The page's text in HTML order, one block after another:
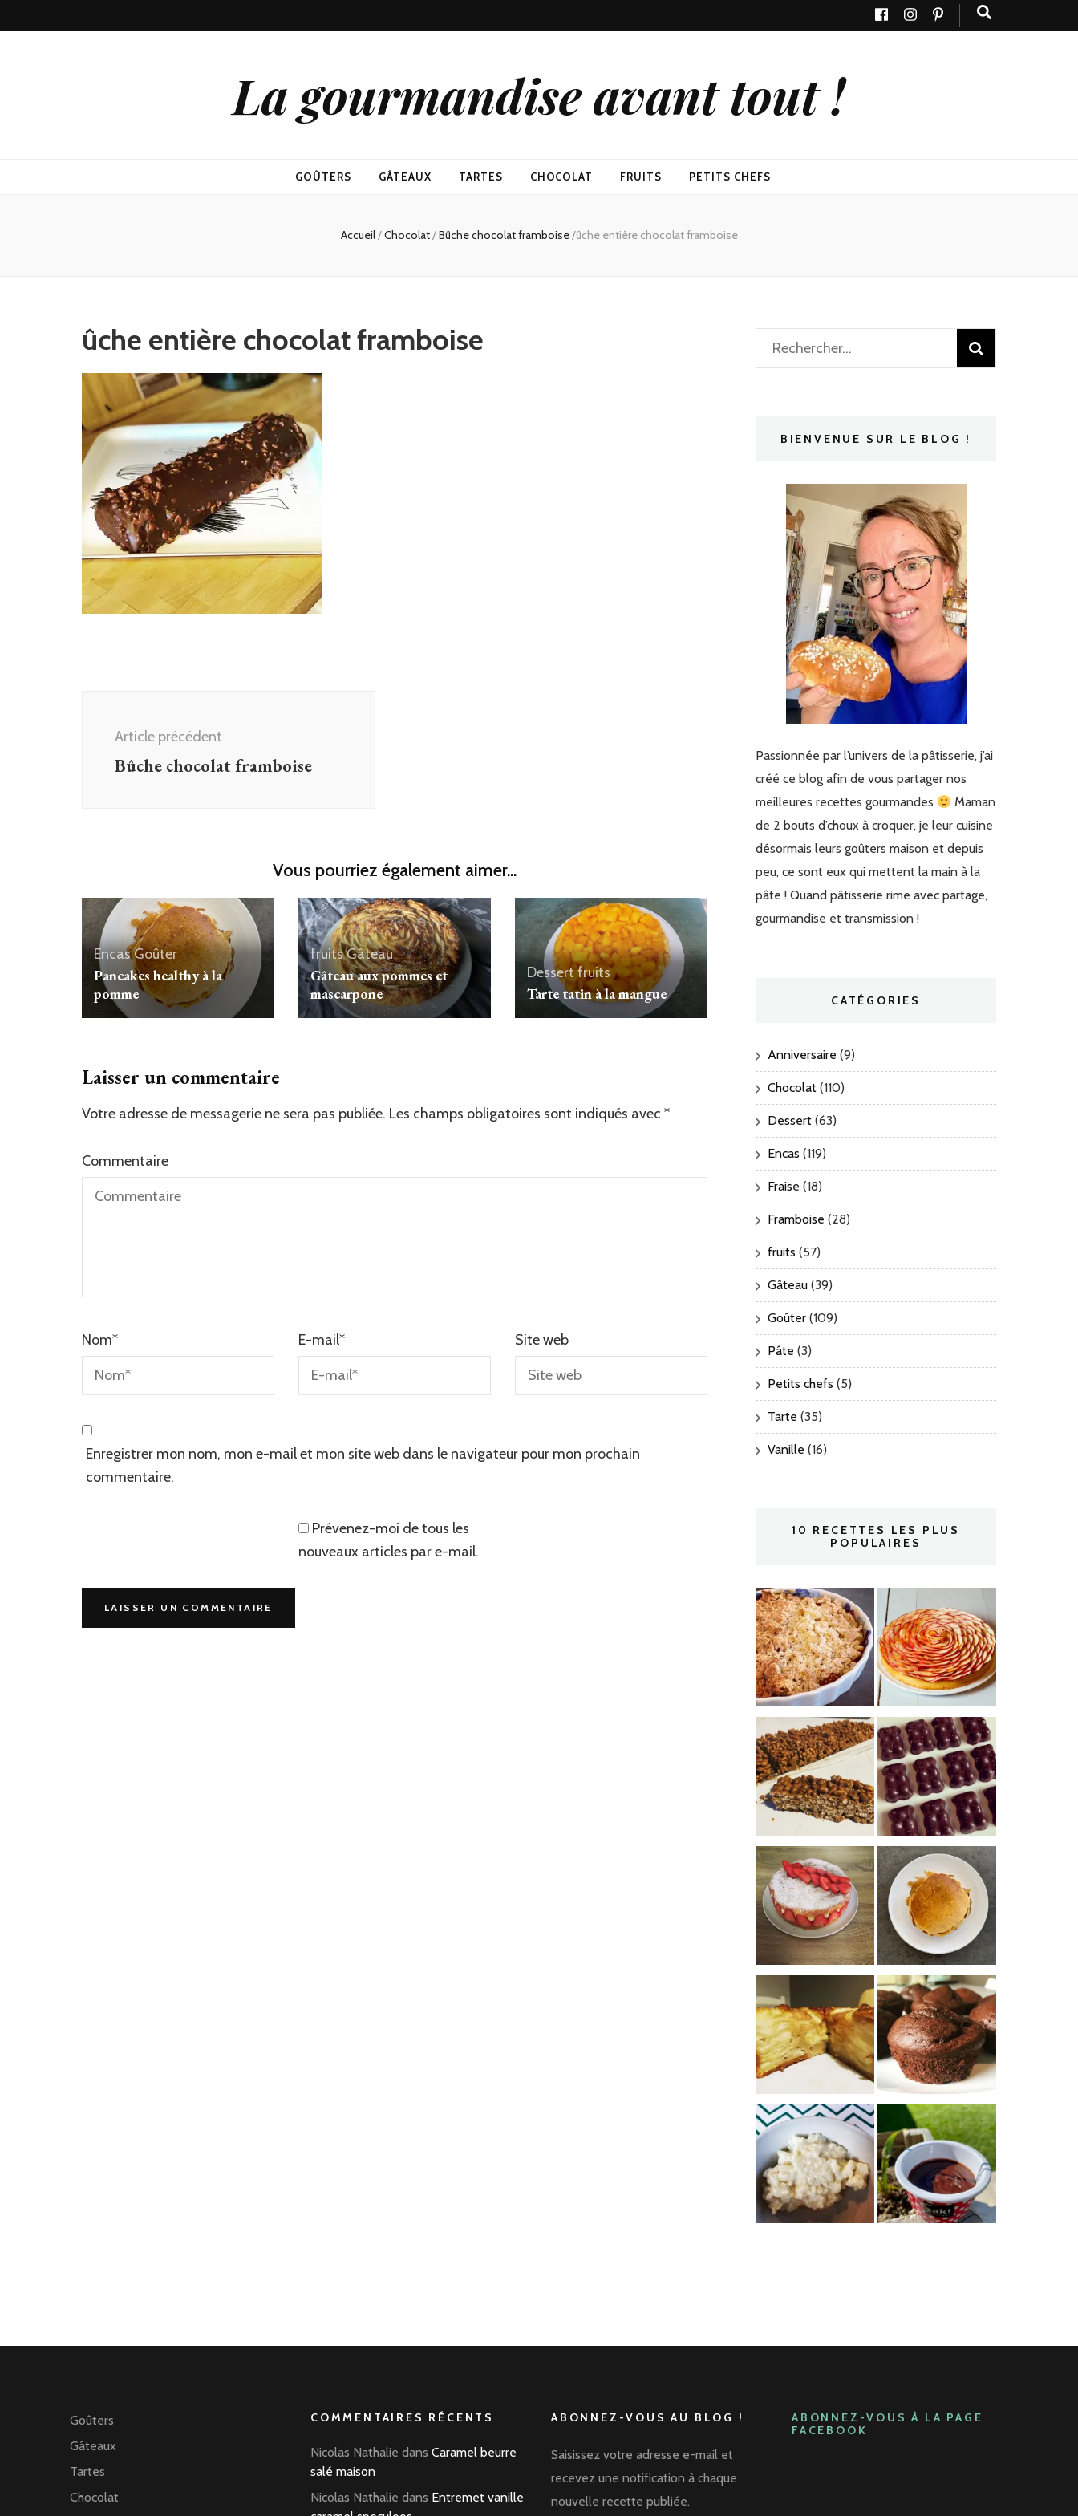
La gourmandise avant tout !
GOÛTERS GÂTEAUX TARTES CHOCOLAT FRUITS PETITS CHEFS
Accueil/Chocolat/Bûche chocolat framboise/ûche entière chocolat framboise
ûche entière chocolat framboise
d'article
Article précédent
Bûche chocolat framboise
Vous pourriez également aimer...
EncasGoûter
Pancakes healthy à la
pomme
fruitsGâteau
Gâteau aux pommes et
mascarpone
Dessert fruits
Tarte tatin à la mangue
Laisser un commentaire
Votre adresse de messagerie ne sera pas publiée. Les champs obligatoires sont indiqués avec *
Commentaire
Nom* E-mail* Site web
Enregistrer mon nom, mon e-mail et mon site web dans le navigateur pour mon prochain
commentaire.
Prévenez-moi de tous les
nouveaux articles par e-mail.
Rechercher :
BIENVENUE SUR LE BLOG !
Passionnée par l’univers de la pâtisserie, j’ai
créé ce blog afin de vous partager nos
meilleures recettes gourmandes
Maman
de 2 bouts d’choux à croquer, je leur cuisine
désormais leurs goûters maison et depuis
peu, ce sont eux qui mettent la main à la
pâte ! Quand pâtisserie rime avec partage,
gourmandise et transmission !
CATÉGORIES
Anniversaire (9)
Chocolat (110)
Dessert (63)
Encas (119)
Fraise (18)
Framboise (28)
fruits (57)
Gâteau (39)
Goûter (109)
Pâte (3)
Petits chefs (5)
Tarte (35)
Vanille (16)
10 RECETTES LES PLUS
POPULAIRES
Goûters
Gâteaux
Tartes
Chocolat
COMMENTAIRES RÉCENTS
Nicolas Nathalie dans Caramel beurre
salé maison
Nicolas Nathalie dans Entremet vanille
ABONNEZ-VOUS AU BLOG !
Saisissez votre adresse e-mail et
recevez une notification à chaque
nouvelle recette publiée.
ABONNEZ-VOUS À LA PAGE
FACEBOOK